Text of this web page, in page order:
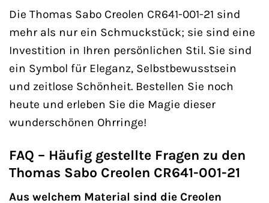
Die Thomas Sabo Creolen CR641-001-21 sind
mehr als nur ein Schmuckstück; sie sind eine
Investition in Ihren persönlichen Stil. Sie sind
ein Symbol für Eleganz, Selbstbewusstsein
und zeitlose Schönheit. Bestellen Sie noch
heute und erleben Sie die Magie dieser
wunderschönen Ohrringe!
FAQ – Häufig gestellte Fragen zu den
Thomas Sabo Creolen CR641-001-21
Aus welchem Material sind die Creolen